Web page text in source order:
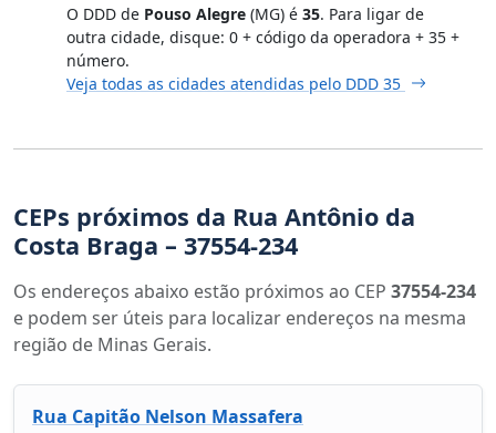
O DDD de Pouso Alegre (MG) é 35. Para ligar de
outra cidade, disque: 0 + código da operadora + 35 +
número.
Veja todas as cidades atendidas pelo DDD 35
CEPs próximos da Rua Antônio da
Costa Braga – 37554-234
Os endereços abaixo estão próximos ao CEP 37554-234
e podem ser úteis para localizar endereços na mesma
região de Minas Gerais.
Rua Capitão Nelson Massafera